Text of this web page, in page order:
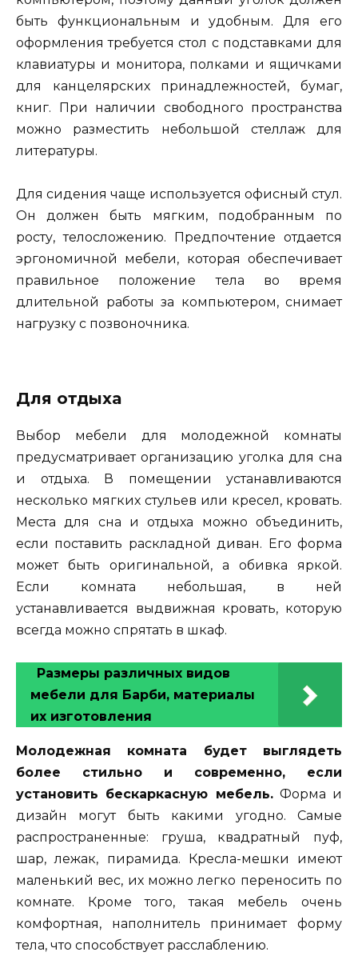
быть функциональным и удобным. Для его
оформления требуется стол с подставками для
клавиатуры и монитора, полками и ящичками
для канцелярских принадлежностей, бумаг,
книг. При наличии свободного пространства
можно разместить небольшой стеллаж для
литературы.
Для сидения чаще используется офисный стул.
Он должен быть мягким, подобранным по
росту, телосложению. Предпочтение отдается
эргономичной мебели, которая обеспечивает
правильное положение тела во время
длительной работы за компьютером, снимает
нагрузку с позвоночника.
Для отдыха
Выбор мебели для молодежной комнаты
предусматривает организацию уголка для сна
и отдыха. В помещении устанавливаются
несколько мягких стульев или кресел, кровать.
Места для сна и отдыха можно объединить,
если поставить раскладной диван. Его форма
может быть оригинальной, а обивка яркой.
Если комната небольшая, в ней
устанавливается выдвижная кровать, которую
всегда можно спрятать в шкаф.
Размеры различных видов
мебели для Барби, материалы
их изготовления
Молодежная комната будет выглядеть
более стильно и современно, если
установить бескаркасную мебель.Форма и
дизайн могут быть какими угодно. Самые
распространенные: груша, квадратный пуф,
шар, лежак, пирамида. Кресла-мешки имеют
маленький вес, их можно легко переносить по
комнате. Кроме того, такая мебель очень
комфортная, наполнитель принимает форму
тела, что способствует расслаблению.